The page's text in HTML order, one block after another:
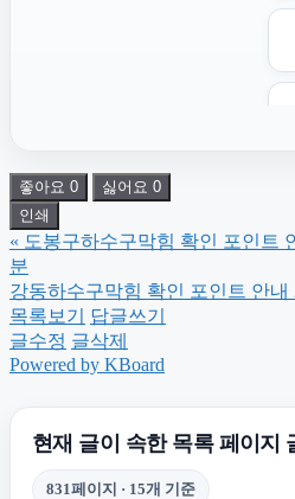
좋아요 0 싫어요 0
인쇄
« 도봉구하수구막힘 확인 포인트
분
강동하수구막힘 확인 포인트 안내
목록보기
답글쓰기
글수정 글삭제
Powered by KBoard
현재 글이 속한 목록 페이지
831페이지 · 15개 기준